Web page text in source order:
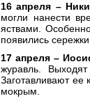
16 апреля –
могли нанести
яствами.
появились
17 апреля –
журавль.
Заготавливают ее
мокрым.